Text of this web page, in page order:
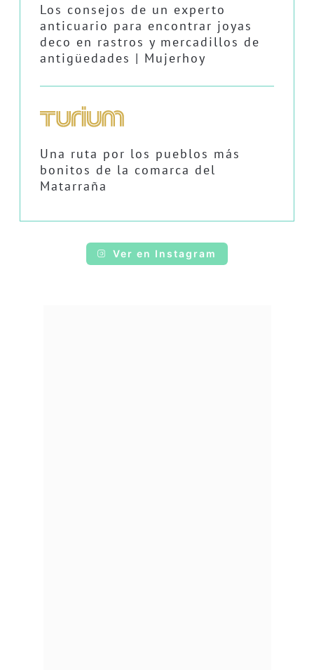
Los consejos de un experto
anticuario para encontrar joyas
deco en rastros y mercadillos de
antigüedades | Mujerhoy
Una ruta por los pueblos más
bonitos de la comarca del
Matarraña
Ver en Instagram